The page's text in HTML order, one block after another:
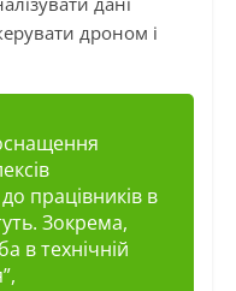
дроном і
працівників в
Зокрема,
в технічній